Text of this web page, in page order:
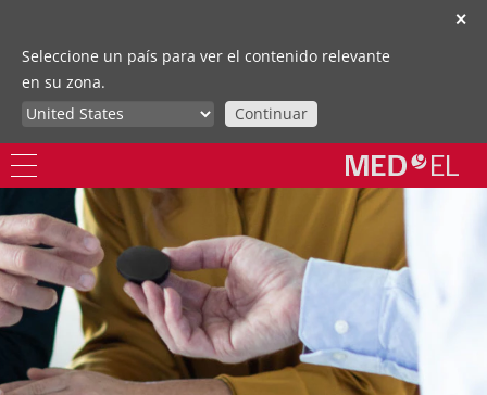
✕
Seleccione un país para ver el contenido relevante
en su zona.
Continuar